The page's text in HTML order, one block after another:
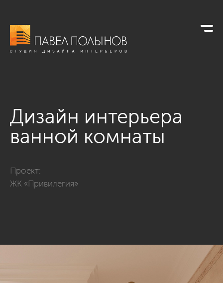
Дизайн интерьера
ванной комнаты
Проект:
ЖК «Привилегия»